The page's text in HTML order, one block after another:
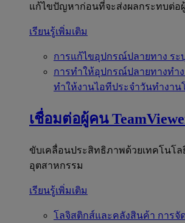
แก้ไขปัญหาก่อนที่จะส่งผลกระทบต่อ
เรียนรู้เพิ่มเติม
การแก้ไขอุปกรณ์ปลายทาง ระ
การทำให้อุปกรณ์ปลายทางทำ
ทำให้งานไอทีประจำวันทำงา
เชื่อมต่อผู้คน
ขับเคลื่อนประสิทธิภาพด้วยเทคโนโล
อุตสาหกรรม
เรียนรู้เพิ่มเติม
โลจิสติกส์และคลังสินค้า การจั